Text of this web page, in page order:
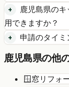
鹿児島県のキ
用できますか？
申請のタイミ
鹿児島県の他
🪟 窓リフォ